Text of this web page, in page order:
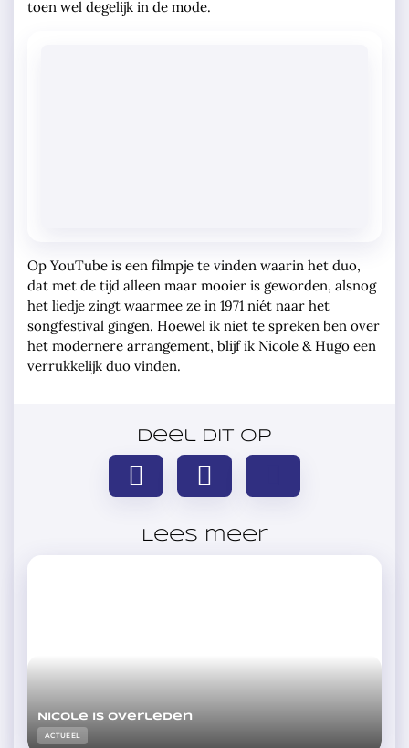
toen wel degelijk in de mode.
Op YouTube is een filmpje te vinden waarin het duo,
dat met de tijd alleen maar mooier is geworden, alsnog
het liedje zingt waarmee ze in 1971 níét naar het
songfestival gingen. Hoewel ik niet te spreken ben over
het modernere arrangement, blijf ik Nicole & Hugo een
verrukkelijk duo vinden.
Deel dit op
Lees meer
Nicole is overleden
ACTUEEL